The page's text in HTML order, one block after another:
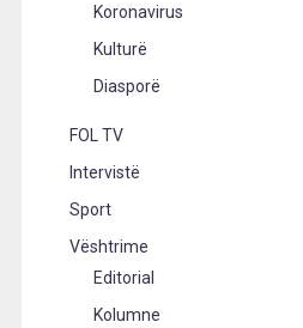
Koronavirus
Kulturë
Diasporë
FOL TV
Intervistë
Sport
Vështrime
Editorial
Kolumne